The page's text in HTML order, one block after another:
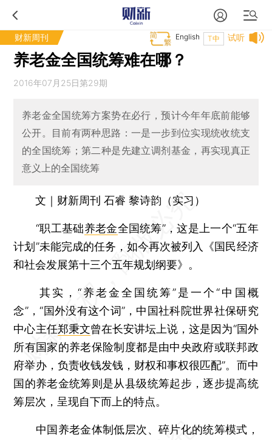
财新周刊 试听
T中
English
养老金全国统筹难在哪？
2016年07月25日第29期
养老金全国统筹方案势在必行，预计今年年底前能够
公开。目前有两种思路：一是一步到位实现统收统支
的全国统筹；第二种是先建立调剂基金，再实现真正
意义上的全国统筹
文｜财新周刊 石睿 黎诗韵（实习）
“职工基础养老金全国统筹”，这是上一个“五年
计划”未能完成的任务，如今再次被列入《国民经济
和社会发展第十三个五年规划纲要》。
其实，“养老金全国统筹”是一个“中国概
念”，“国外没有这个词”，中国社科院世界社保研究
中心主任郑秉文曾在长安讲坛上说，这是因为“国外
所有国家的养老保险制度都是由中央政府或联邦政
府举办，负责收钱发钱，财权和事权很匹配”。而中
国的养老金统筹则是从县级统筹起步，逐步提高统
筹层次，呈现自下而上的特点。
中国养老金体制低层次、碎片化的统筹模式，